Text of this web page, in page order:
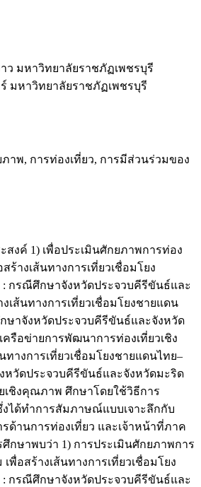
ว มหาวิทยาลัยราชภัฏเพชรบุรี
มหาวิทยาลัยราชภัฏเพชรบุรี
าพ, การท่องเที่ยว, การมีส่วนร่วมของ
สงค์ 1) เพื่อประเมินศักยภาพการท่อง
ร้างเส้นทางการเที่ยวเชื่อมโยง
: กรณีศึกษาจังหวัดประจวบคีรีขันธ์และ
เส้นทางการเที่ยวเชื่อมโยงชายแดน
ษาจังหวัดประจวบคีรีขันธ์และจังหวัด
ครือข่ายการพัฒนาการท่องเที่ยวเชิง
ทางการเที่ยวเชื่อมโยงชายแดนไทย–
วัดประจวบคีรีขันธ์และจังหวัดมะริด
เชิงคุณภาพ ศึกษาโดยใช้วิธีการ
ได้ทำการสัมภาษณ์แบบเจาะลึกกับ
ด้านการท่องเที่ยว และเจ้าหน้าที่ภาค
กษาพบว่า 1) การประเมินศักยภาพการ
พื่อสร้างเส้นทางการเที่ยวเชื่อมโยง
: กรณีศึกษาจังหวัดประจวบคีรีขันธ์และ